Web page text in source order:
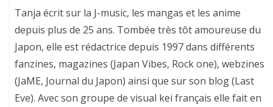
Tanja écrit sur la J-music, les mangas et les anime
depuis plus de 25 ans. Tombée très tôt amoureuse du
Japon, elle est rédactrice depuis 1997 dans différents
fanzines, magazines (Japan Vibes, Rock one), webzines
(JaME, Journal du Japon) ainsi que sur son blog (Last
Eve). Avec son groupe de visual kei français elle fait en